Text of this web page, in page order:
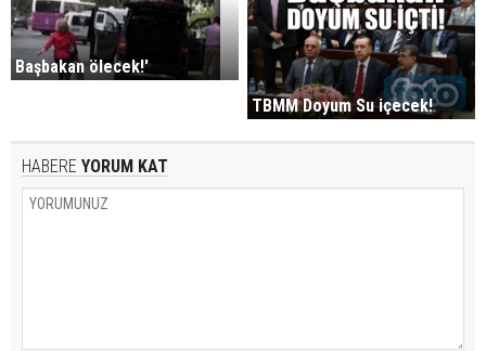
Başbakan ölecek!'
TBMM Doyum Su içecek!
HABERE YORUM KAT